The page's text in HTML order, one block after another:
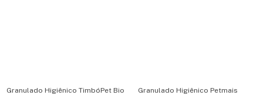
Granulado Higiênico TimbóPet Bio
Granulado Higiênico Petmais